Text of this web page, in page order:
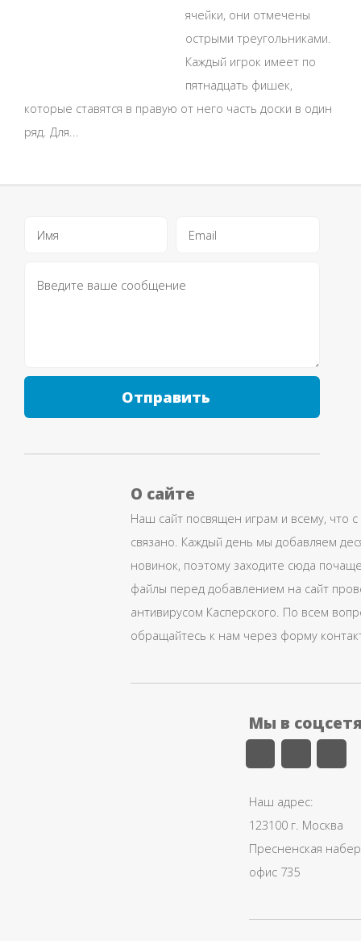
ячейки, они отмечены
острыми треугольниками.
Каждый игрок имеет по
пятнадцать фишек,
которые ставятся в правую от него часть доски в один
ряд. Для...
Отправить
О сайте
Наш сайт посвящен играм и всему, что
связано. Каждый день мы добавляем
новинок, поэтому заходите сюда
файлы перед добавлением на сайт
антивирусом Касперского. По всем
обращайтесь к нам через форму
Мы в
Наш адрес:
123100 г. Москва
Пресненская
офис 735